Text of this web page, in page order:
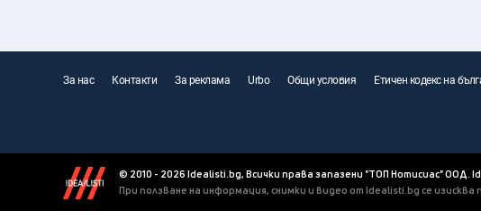
За нас Контакти За реклама Urbo Общи условия Етичен кодекс на
© 2010 - 2026 Idealisti.bg, Всички права запазени "ТОП Нотисиас" ООД.
При ползване на информация, снимки и видео от Idealisti.bg се